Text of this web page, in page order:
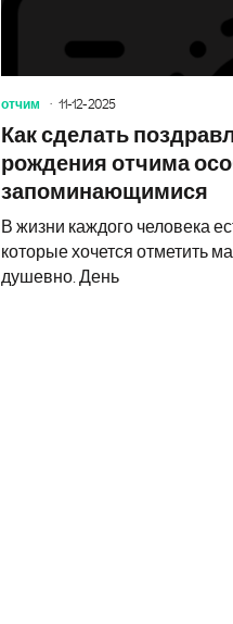
отчим 11-12-2025
Как сделать
рождения отчима
запоминающимися
В жизни каждого человека
которые хочется отметить
душевно. День